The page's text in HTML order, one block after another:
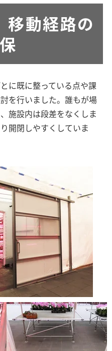
動経路の
に既に整っている点や課
を行いました。誰もが場
施設内は段差をなくしま
開閉しやすくしていま